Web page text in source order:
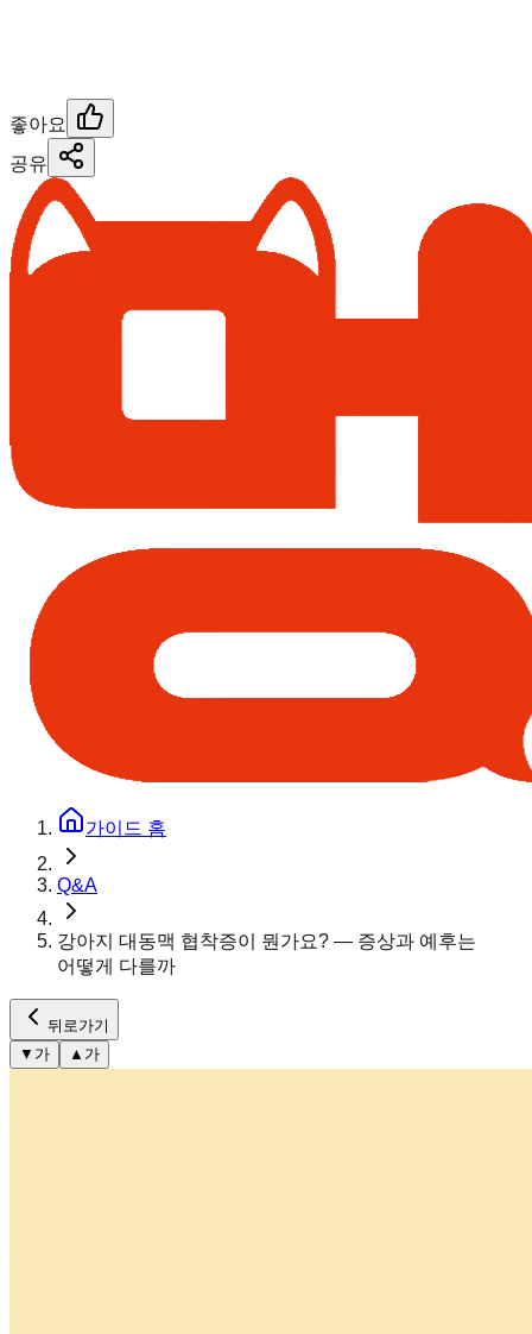
좋아요
공유
가이드 홈
Q&A
강아지 대동맥 협착증이 뭔가요? — 증상과 예후는
어떻게 다를까
뒤로가기
▼ 가 ▲ 가